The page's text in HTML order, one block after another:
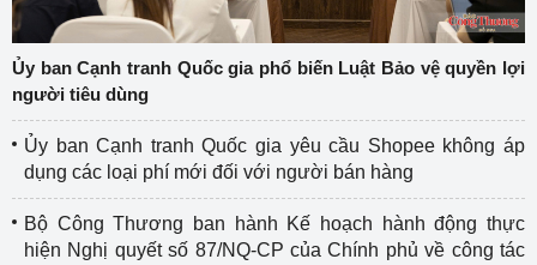
Ủy ban Cạnh tranh Quốc gia phổ biến Luật Bảo vệ quyền lợi
người tiêu dùng
Ủy ban Cạnh tranh Quốc gia yêu cầu Shopee không áp
dụng các loại phí mới đối với người bán hàng
Bộ Công Thương ban hành Kế hoạch hành động thực
hiện Nghị quyết số 87/NQ-CP của Chính phủ về công tác